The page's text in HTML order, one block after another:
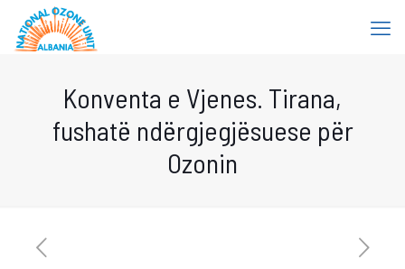
Konventa e Vjenes. Tirana,
fushatë ndërgjegjësuese për
Ozonin